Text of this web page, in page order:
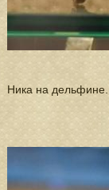
Ника на